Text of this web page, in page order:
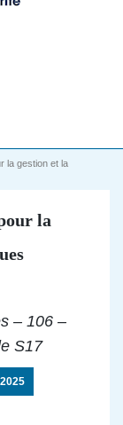
la gestion et la
la
– 106 –
S17